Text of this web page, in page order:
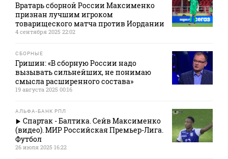
Вратарь сборной России Максименко
признан лучшим игроком
товарищеского матча против Иордании
4 сентября 2025 22:02
СБОРНЫЕ
Гришин: «В сборную России надо
вызывать сильнейших, не понимаю
смысла расширенного состава»
19 августа 2025 00:16
АЛЬФА-БАНК РПЛ
Спартак - Балтика. Сейв Максименко
(видео). МИР Российская Премьер-Лига.
Футбол
26 июля 2025 16:22